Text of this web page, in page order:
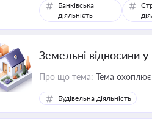
Банківська
діяльність
Земельні відносини у
Про що тема: Тема охоплює
Будівельна діяльність